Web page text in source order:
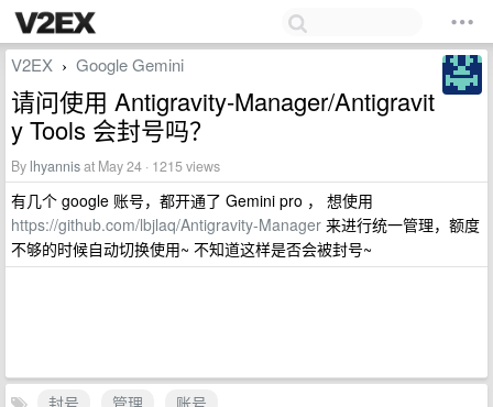
V2EX › Google Gemini
请问使用 Antigravity-Manager/Antigravit
y Tools 会封号吗？
By lhyannisat May 24 · 1215 views
有几个 google 账号，都开通了 Gemini pro ， 想使用
https://github.com/lbjlaq/Antigravity-Manager 来进行统一管理，额度
不够的时候自动切换使用~ 不知道这样是否会被封号~
封号 管理
账号